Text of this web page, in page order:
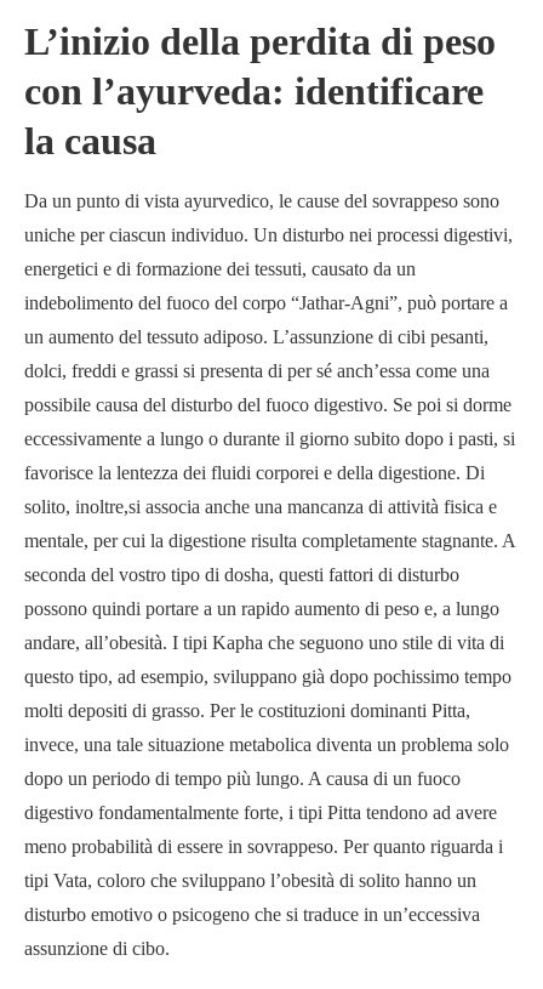
L’inizio della perdita di peso
con l’ayurveda: identificare
la causa
Da un punto di vista ayurvedico, le cause del sovrappeso sono
uniche per ciascun individuo. Un disturbo nei processi digestivi,
energetici e di formazione dei tessuti, causato da un
indebolimento del fuoco del corpo “Jathar-Agni”, può portare a
un aumento del tessuto adiposo. L’assunzione di cibi pesanti,
dolci, freddi e grassi si presenta di per sé anch’essa come una
possibile causa del disturbo del fuoco digestivo. Se poi si dorme
eccessivamente a lungo o durante il giorno subito dopo i pasti, si
favorisce la lentezza dei fluidi corporei e della digestione. Di
solito, inoltre,si associa anche una mancanza di attività fisica e
mentale, per cui la digestione risulta completamente stagnante. A
seconda del vostro tipo di dosha, questi fattori di disturbo
possono quindi portare a un rapido aumento di peso e, a lungo
andare, all’obesità. I tipi Kapha che seguono uno stile di vita di
questo tipo, ad esempio, sviluppano già dopo pochissimo tempo
molti depositi di grasso. Per le costituzioni dominanti Pitta,
invece, una tale situazione metabolica diventa un problema solo
dopo un periodo di tempo più lungo. A causa di un fuoco
digestivo fondamentalmente forte, i tipi Pitta tendono ad avere
meno probabilità di essere in sovrappeso. Per quanto riguarda i
tipi Vata, coloro che sviluppano l’obesità di solito hanno un
disturbo emotivo o psicogeno che si traduce in un’eccessiva
assunzione di cibo.